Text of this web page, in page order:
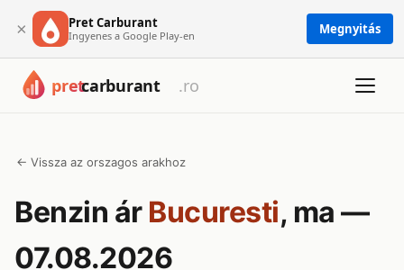
× Pret Carburant
Ingyenes a Google Play-en Megnyitás
← Vissza az orszagos arakhoz
Benzin ár Bucuresti, ma —
07.08.2026